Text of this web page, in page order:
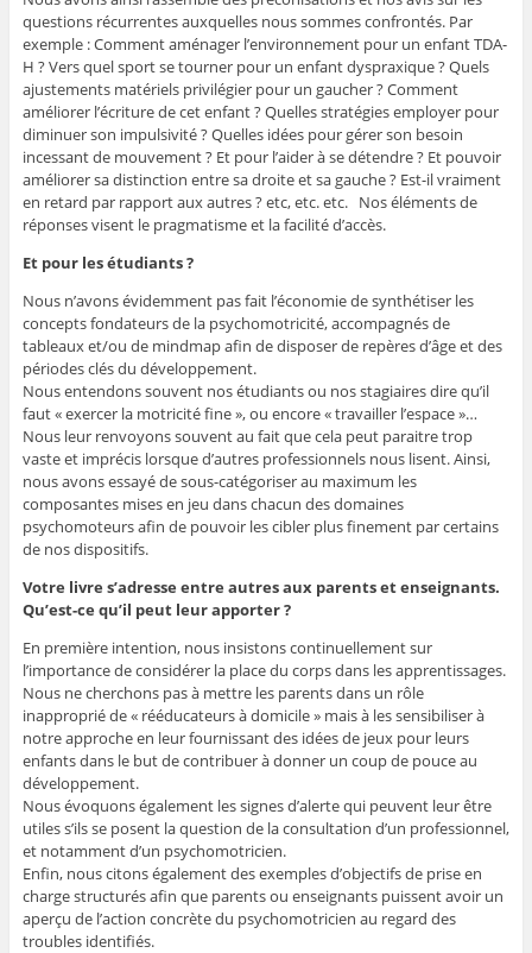
questions récurrentes auxquelles nous sommes confrontés. Par
exemple : Comment aménager l’environnement pour un enfant TDA-
H ? Vers quel sport se tourner pour un enfant dyspraxique ? Quels
ajustements matériels privilégier pour un gaucher ? Comment
améliorer l’écriture de cet enfant ? Quelles stratégies employer pour
diminuer son impulsivité ? Quelles idées pour gérer son besoin
incessant de mouvement ? Et pour l’aider à se détendre ? Et pouvoir
améliorer sa distinction entre sa droite et sa gauche ? Est-il vraiment
en retard par rapport aux autres ? etc, etc. etc. Nos éléments de
réponses visent le pragmatisme et la facilité d’accès.
Et pour les étudiants ?
Nous n’avons évidemment pas fait l’économie de synthétiser les
concepts fondateurs de la psychomotricité, accompagnés de
tableaux et/ou de mindmap afin de disposer de repères d’âge et des
périodes clés du développement.
Nous entendons souvent nos étudiants ou nos stagiaires dire qu’il
faut « exercer la motricité fine », ou encore « travailler l’espace »…
Nous leur renvoyons souvent au fait que cela peut paraitre trop
vaste et imprécis lorsque d’autres professionnels nous lisent. Ainsi,
nous avons essayé de sous-catégoriser au maximum les
composantes mises en jeu dans chacun des domaines
psychomoteurs afin de pouvoir les cibler plus finement par certains
de nos dispositifs.
Votre livre s’adresse entre autres aux parents et enseignants.
Qu’est-ce qu’il peut leur apporter ?
En première intention, nous insistons continuellement sur
l’importance de considérer la place du corps dans les apprentissages.
Nous ne cherchons pas à mettre les parents dans un rôle
inapproprié de « rééducateurs à domicile » mais à les sensibiliser à
notre approche en leur fournissant des idées de jeux pour leurs
enfants dans le but de contribuer à donner un coup de pouce au
développement.
Nous évoquons également les signes d’alerte qui peuvent leur être
utiles s’ils se posent la question de la consultation d’un professionnel,
et notamment d’un psychomotricien.
Enfin, nous citons également des exemples d’objectifs de prise en
charge structurés afin que parents ou enseignants puissent avoir un
aperçu de l’action concrète du psychomotricien au regard des
troubles identifiés.